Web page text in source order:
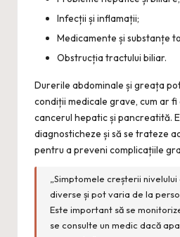
Infecții și inflamații;
Medicamente și substanțe
Obstrucția tractului biliar.
Durerile abdominale și greața
condiții medicale grave, cum ar
cancerul hepatic și pancreatită.
diagnosticheze și să se trateze
pentru a preveni complicațiile
„Simptomele creșterii
diverse și pot varia de la
Este important să se
se consulte un medic dacă